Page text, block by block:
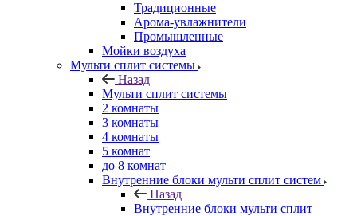
Традиционные
Арома-увлажнители
Промышленные
Мойки воздуха
Мульти сплит системы
Назад
Мульти сплит системы
2 комнаты
3 комнаты
4 комнаты
5 комнат
до 8 комнат
Внутренние блоки мульти сплит систем
Назад
Внутренние блоки мульти сплит